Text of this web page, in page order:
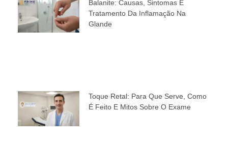
Balanite: Causas, Sintomas E
Tratamento Da Inflamação Na
Glande
Toque Retal: Para Que Serve, Como
É Feito E Mitos Sobre O Exame